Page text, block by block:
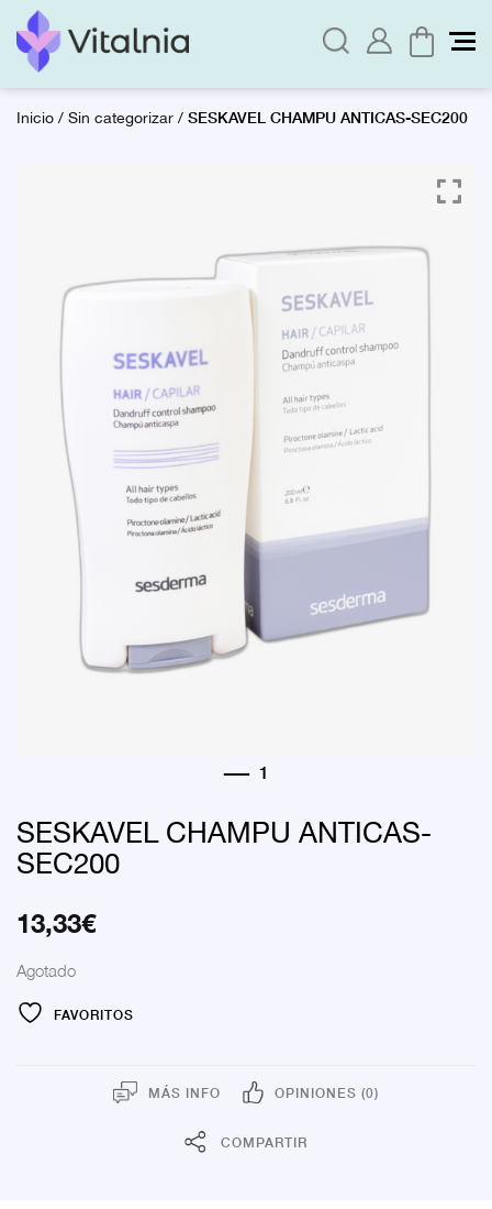
Inicio/Sin categorizar/ SESKAVEL CHAMPU ANTICAS-SEC200
SESKAVEL CHAMPU ANTICAS-
SEC200
13,33€
Agotado
FAVORITOS
MÁS INFO OPINIONES (0)
COMPARTIR